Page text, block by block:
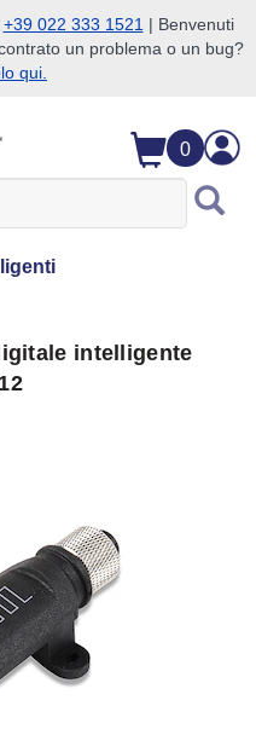
+39 022 333 1521 | Benvenuti
un problema o un bug?
qui.
0
intelligente